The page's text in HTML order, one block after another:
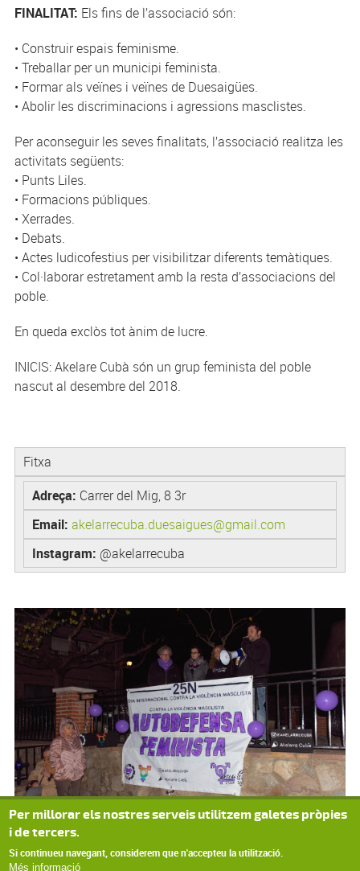
FINALITAT: Els fins de l’associació són:
• Construir espais feminisme.
• Treballar per un municipi feminista.
• Formar als veïnes i veïnes de Duesaigües.
• Abolir les discriminacions i agressions masclistes.
Per aconseguir les seves finalitats, l’associació realitza les
activitats següents:
• Punts Liles.
• Formacions públiques.
• Xerrades.
• Debats.
• Actes ludicofestius per visibilitzar diferents temàtiques.
• Col·laborar estretament amb la resta d’associacions del
poble.
En queda exclòs tot ànim de lucre.
INICIS: Akelare Cubà són un grup feminista del poble
nascut al desembre del 2018.
Fitxa
Adreça: Carrer del Mig, 8 3r
Email: akelarrecuba.duesaigues@gmail.com
Instagram: @akelarrecuba
Per millorar els nostres serveis utilitzem galetes pròpies
i de tercers.
Si continueu navegant, considerem que n'accepteu la utilització.
Més informació